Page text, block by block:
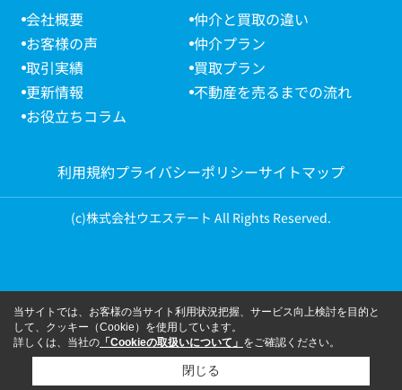
会社概要
仲介と買取の違い
お客様の声
仲介プラン
取引実績
買取プラン
更新情報
不動産を売るまでの流れ
お役立ちコラム
利用規約プライバシーポリシーサイトマップ
(c)株式会社ウエステート All Rights Reserved.
当サイトでは、お客様の当サイト利用状況把握、サービス向上検討を目的と
して、クッキー（Cookie）を使用しています。
詳しくは、当社の 「Cookieの取扱いについて」 をご確認ください。
閉じる